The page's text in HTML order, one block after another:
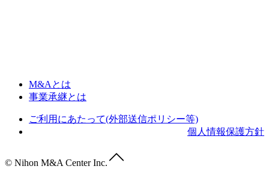
M&Aとは
事業承継とは
ご利用にあたって(外部送信ポリシー等)
個人情報保護方針
© Nihon M&A Center Inc.